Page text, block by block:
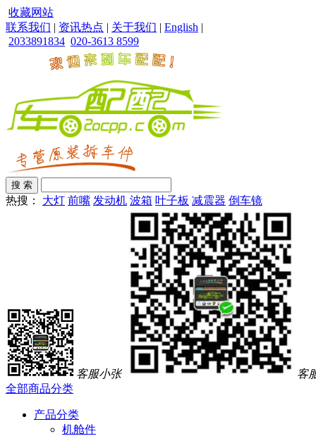
收藏网站
联系我们 | 资讯热点 | 关于我们 | English |
2033891834 020-3613 8599
热搜： 大灯 前嘴 发动机 波箱 叶子板 减震器 倒车镜
客服小张
客
全部商品分类
产品分类
机舱件